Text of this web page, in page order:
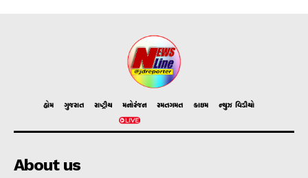
હોમ ગુજરાત રાષ્ટ્રીય મનોરંજન રમતગમત ક્રાઇમ ન્યુઝ વિડીયો
About us